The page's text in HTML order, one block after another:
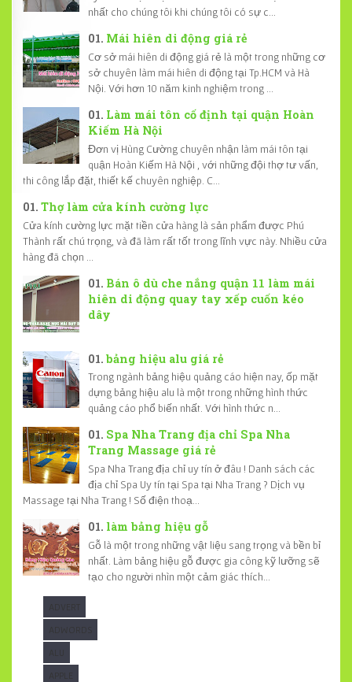
nhất cho chúng tôi khi chúng tôi có sự c...
Mái hiên di động giá rẻ
Cơ sở mái hiên di động giá rẻ là một trong những cơ
sở chuyên làm mái hiên di động tại Tp.HCM và Hà
Nội. Với hơn 10 năm kinh nghiệm trong ...
Làm mái tôn cố định tại quận Hoàn
Kiếm Hà Nội
Đơn vị Hùng Cường chuyên nhận làm mái tôn tại
quận Hoàn Kiếm Hà Nội , với những đội thợ tư vấn,
thi công lắp đặt, thiết kế chuyên nghiệp. C...
Thợ làm cửa kính cường lực
Cửa kính cường lực mặt tiền cửa hàng là sản phẩm được Phú
Thành rất chú trọng, và đã làm rất tốt trong lĩnh vực này. Nhiều cửa
hàng đã chọn ...
Bán ô dù che nắng quận 11 làm mái
hiên di động quay tay xếp cuốn kéo
dây
bảng hiệu alu giá rẻ
Trong ngành bảng hiệu quảng cáo hiện nay, ốp mặt
dựng bảng hiệu alu là một trong những hình thức
quảng cáo phổ biến nhất. Với hình thức n...
Spa Nha Trang địa chỉ Spa Nha
Trang Massage giá rẻ
Spa Nha Trang địa chỉ uy tín ở đâu ! Danh sách các
địa chỉ Spa Uy tín tại Spa tại Nha Trang ? Dịch vụ
Massage tại Nha Trang ! Số điện thoạ...
làm bảng hiệu gỗ
Gỗ là một trong những vật liệu sang trọng và bền bỉ
nhất. Làm bảng hiệu gỗ được gia công kỹ lưỡng sẽ
tạo cho người nhìn một cảm giác thích...
ADVERT
ADWORDS
ALU
APPLE